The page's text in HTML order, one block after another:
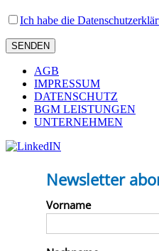
Ich habe die
AGB
IMPRESSUM
DATENSCHUTZ
BGM LEISTUNGEN
UNTERNEHMEN
Newsletter
Vorname